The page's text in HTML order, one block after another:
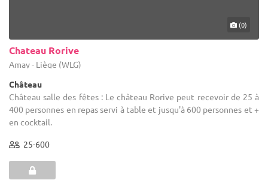
(0)
Chateau Rorive
Amay - Liège (WLG)
Château
Château salle des fêtes : Le château Rorive peut recevoir de 25 à
400 personnes en repas servi à table et jusqu'à 600 personnes et +
en cocktail.
25-600